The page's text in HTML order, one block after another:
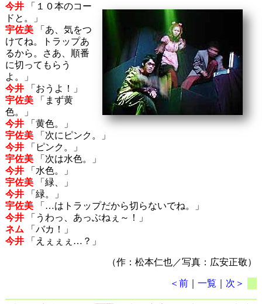
今井「１０本のコー
ドと。」
宇佐美「あ、気をつ
けてね。トラップあ
るから。さあ、順番
に切ってもらう
よ。」
今井「おうよ！」
宇佐美「まず黄
色。」
今井「黄色。」
宇佐美「次にピンク。」
今井「ピンク。」
宇佐美「次は水色。」
今井「水色。」
宇佐美「緑、」
今井「緑。」
宇佐美「…はトラップだから切らないでね。」
今井「うわっ、あっぶねぇ～！」
ネム 「バカ！」
今井「えぇぇぇ…？」
（作：松本仁也／写真：広安正敬）
＜前 ｜一覧 次＞